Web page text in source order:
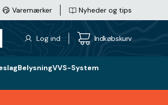
Varemærker Nyheder og tips
Log ind Indkøbskurv
BelysningVVS-System